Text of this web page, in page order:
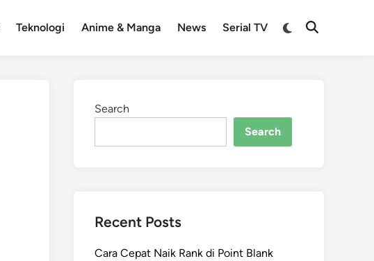
Teknologi Anime & Manga News Serial TV
Switch
Open
Search
Search
Recent Posts
Cara Cepat Naik Rank di Point Blank